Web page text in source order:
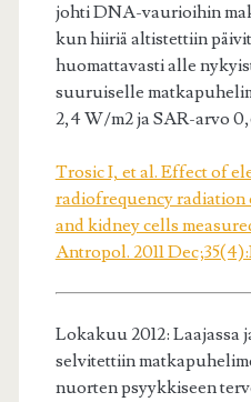
johti DNA-vaurioihin
kun hiiriä altistettiin
huomattavasti alle
suuruiselle
2,4 W/m2 ja SAR-arvo
Trosic I, et al. Effect of
radiofrequency radiation
and kidney cells
Antropol. 2011
Lokakuu 2012: Laajassa
selvitettiin
nuorten psyykkiseen